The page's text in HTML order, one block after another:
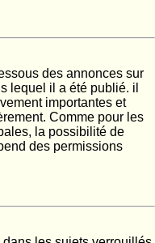
des annonces sur
lequel il a été publié. il
importantes et
Comme pour les
la possibilité de
des permissions